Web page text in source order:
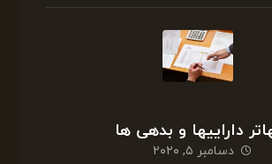
داراییها و بدهی ها
دسامبر ۵, ۲۰۲۰